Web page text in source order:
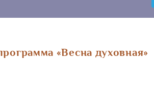
«Весна духовная»